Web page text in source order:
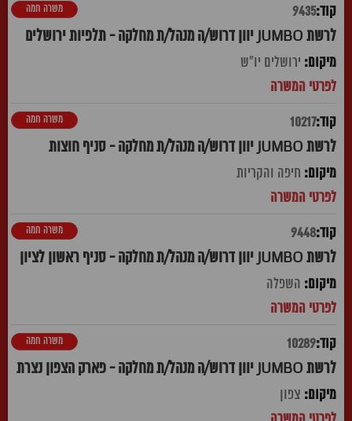
9435
לרשת JUMBO יוון דרוש/ה מנהל/ת מחלקה - תלפיות ירושלים
משרה חמה
ירושלים יו"ש
10217
לרשת JUMBO יוון דרוש/ה מנהל/ת מחלקה - סניף חוצות
משרה חמה
חיפה והקריות
9448
לרשת JUMBO יוון דרוש/ה מנהל/ת מחלקה - סניף ראשון לציון
משרה חמה
השפלה
10289
לרשת JUMBO יוון דרוש/ה מנהל/ת מחלקה - פארק הצפון נצרת
משרה חמה
צפון